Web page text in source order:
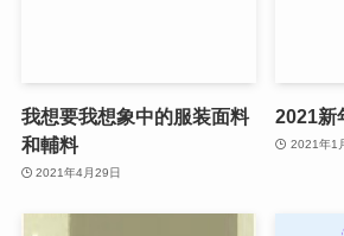
我想要我想象中的服装面料
和輔料
2021年4月29日
2021新
2021年1